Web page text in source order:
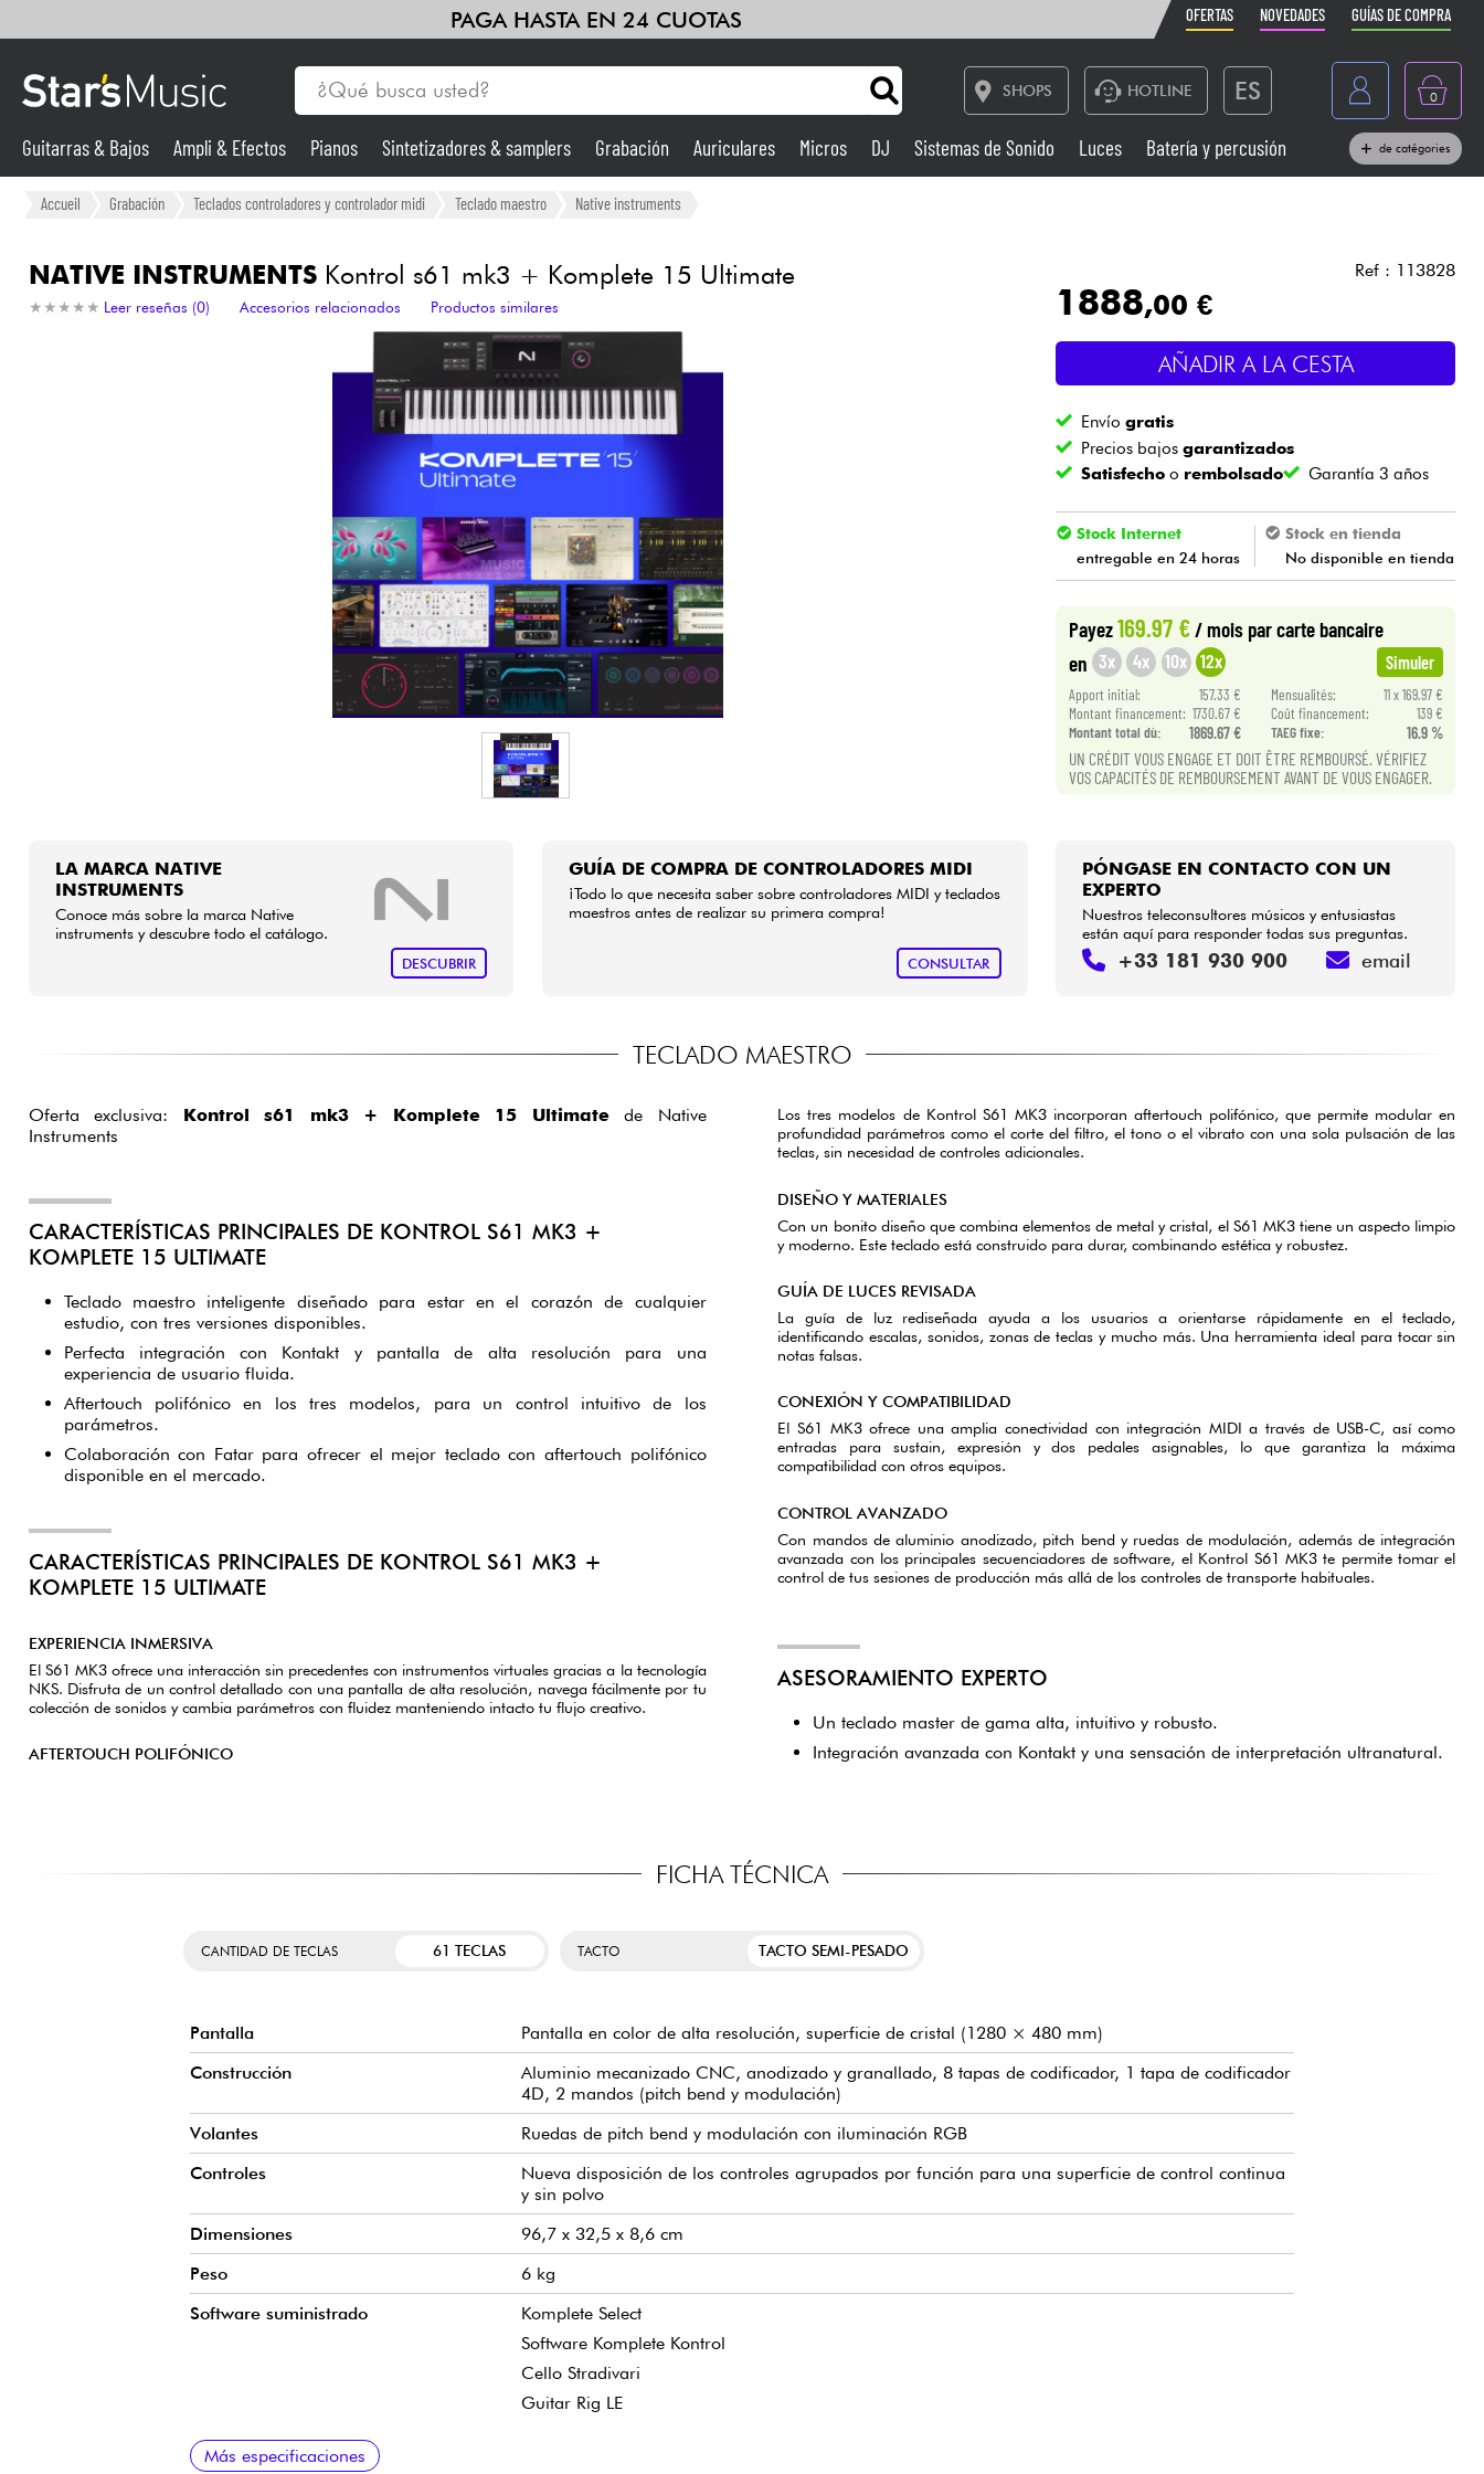
PAGA HASTA EN 24 CUOTAS OFERTAS NOVEDADES GUÍAS DE COMPRA
SHOPS HOTLINE ES
France
Belgique
Nederland
0
Guitarras & Bajos Ampli & Efectos
Sintetizadores & samplers Grabación
Sistemas de Sonido
Batería y percusión Vientos
Niños Cables & Acces.
Ver nuestras marcas
Guitarras & Bajos Ampli & Efectos Pianos Sintetizadores & samplers Grabación Auriculares Micros DJ Sistemas de Sonido Luces
Batería y percusión
de catégories
Accueil Grabación Teclados controladores y controlador midi Teclado maestro Native instruments
NATIVE INSTRUMENTSKontrol s61 mk3 + Komplete 15 Ultimate
★ ★ ★ ★ ★
★ ★ ★ ★ ★ Leer reseñas (0) Accesorios relacionados Productos similares
Ref : 113828
1888,00 €
AÑADIR A LA CESTA
Envíogratis
Precios bajosgarantizados
Satisfecho o rembolsado Garantía 3 años
Stock Internet
entregable en 24 horas
Stock en tienda
No disponible en tienda
Payez169.97 €/ mois par carte bancaire
en 3x 4x 10x 12x Simuler
Apport initial: 157.33 € Mensualités:
11 x 169.97 €
Montant financement: 1730.67 € Coût financement:
139 €
Montant total dù:
1869.67 € TAEG fixe: 16.9 %
UN CRÉDIT VOUS ENGAGE ET DOIT ÊTRE REMBOURSÉ. VÉRIFIEZ
VOS CAPACITÉS DE REMBOURSEMENT AVANT DE VOUS ENGAGER.
LA MARCA NATIVE
INSTRUMENTS
Conoce más sobre la marca Native
instruments y descubre todo el catálogo.
DESCUBRIR
GUÍA DE COMPRA DE CONTROLADORES MIDI
¡Todo lo que necesita saber sobre controladores MIDI y teclados
maestros antes de realizar su primera compra!
CONSULTAR
PÓNGASE EN CONTACTO CON UN
EXPERTO
Nuestros teleconsultores músicos y entusiastas
están aquí para responder todas sus preguntas.
+33 181 930 900 email
TECLADO MAESTRO
Oferta exclusiva: Kontrol s61 mk3 + Komplete 15 Ultimatede Native
Instruments
CARACTERÍSTICAS PRINCIPALES DE KONTROL S61 MK3 +
KOMPLETE 15 ULTIMATE
Teclado maestro inteligente diseñado para estar en el corazón de cualquier
estudio, con tres versiones disponibles.
Perfecta integración con Kontakt y pantalla de alta resolución para una
experiencia de usuario fluida.
Aftertouch polifónico en los tres modelos, para un control intuitivo de los
parámetros.
Colaboración con Fatar para ofrecer el mejor teclado con aftertouch polifónico
disponible en el mercado.
CARACTERÍSTICAS PRINCIPALES DE KONTROL S61 MK3 +
KOMPLETE 15 ULTIMATE
EXPERIENCIA INMERSIVA
El S61 MK3 ofrece una interacción sin precedentes con instrumentos virtuales gracias a la tecnología
NKS. Disfruta de un control detallado con una pantalla de alta resolución, navega fácilmente por tu
colección de sonidos y cambia parámetros con fluidez manteniendo intacto tu flujo creativo.
AFTERTOUCH POLIFÓNICO
Los tres modelos de Kontrol S61 MK3 incorporan aftertouch polifónico, que permite modular en
profundidad parámetros como el corte del filtro, el tono o el vibrato con una sola pulsación de las
teclas, sin necesidad de controles adicionales.
DISEÑO Y MATERIALES
Con un bonito diseño que combina elementos de metal y cristal, el S61 MK3 tiene un aspecto limpio
y moderno. Este teclado está construido para durar, combinando estética y robustez.
GUÍA DE LUCES REVISADA
La guía de luz rediseñada ayuda a los usuarios a orientarse rápidamente en el teclado,
identificando escalas, sonidos, zonas de teclas y mucho más. Una herramienta ideal para tocar sin
notas falsas.
CONEXIÓN Y COMPATIBILIDAD
El S61 MK3 ofrece una amplia conectividad con integración MIDI a través de USB-C, así como
entradas para sustain, expresión y dos pedales asignables, lo que garantiza la máxima
compatibilidad con otros equipos.
CONTROL AVANZADO
Con mandos de aluminio anodizado, pitch bend y ruedas de modulación, además de integración
avanzada con los principales secuenciadores de software, el Kontrol S61 MK3 te permite tomar el
control de tus sesiones de producción más allá de los controles de transporte habituales.
ASESORAMIENTO EXPERTO
Un teclado master de gama alta, intuitivo y robusto.
Integración avanzada con Kontakt y una sensación de interpretación ultranatural.
FICHA TÉCNICA
CANTIDAD DE TECLAS 61 TECLAS TACTO TACTO SEMI-PESADO
Pantalla
Pantalla en color de alta resolución, superficie de cristal (1280 × 480 mm)
Construcción
Aluminio mecanizado CNC, anodizado y granallado, 8 tapas de codificador, 1 tapa de codificador
4D, 2 mandos (pitch bend y modulación)
Volantes
Ruedas de pitch bend y modulación con iluminación RGB
Controles
Nueva disposición de los controles agrupados por función para una superficie de control continua
y sin polvo
Dimensiones
96,7 x 32,5 x 8,6 cm
Peso
6 kg
Software suministrado
Komplete Select
Software Komplete Kontrol
Cello Stradivari
Guitar Rig LE
Requisitos del sistema
Komplete 15 Ultimate
Plugins y sintetizadores incluidos
Características adicionales
Más especificaciones